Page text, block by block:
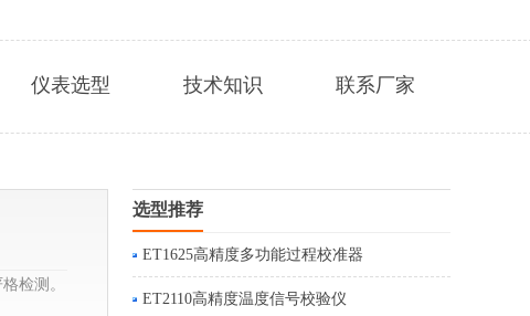
仪表选型 技术知识 联系厂家
检测。
选型推荐
ET1625高精度多功能过程校准器
ET2110高精度温度信号校验仪